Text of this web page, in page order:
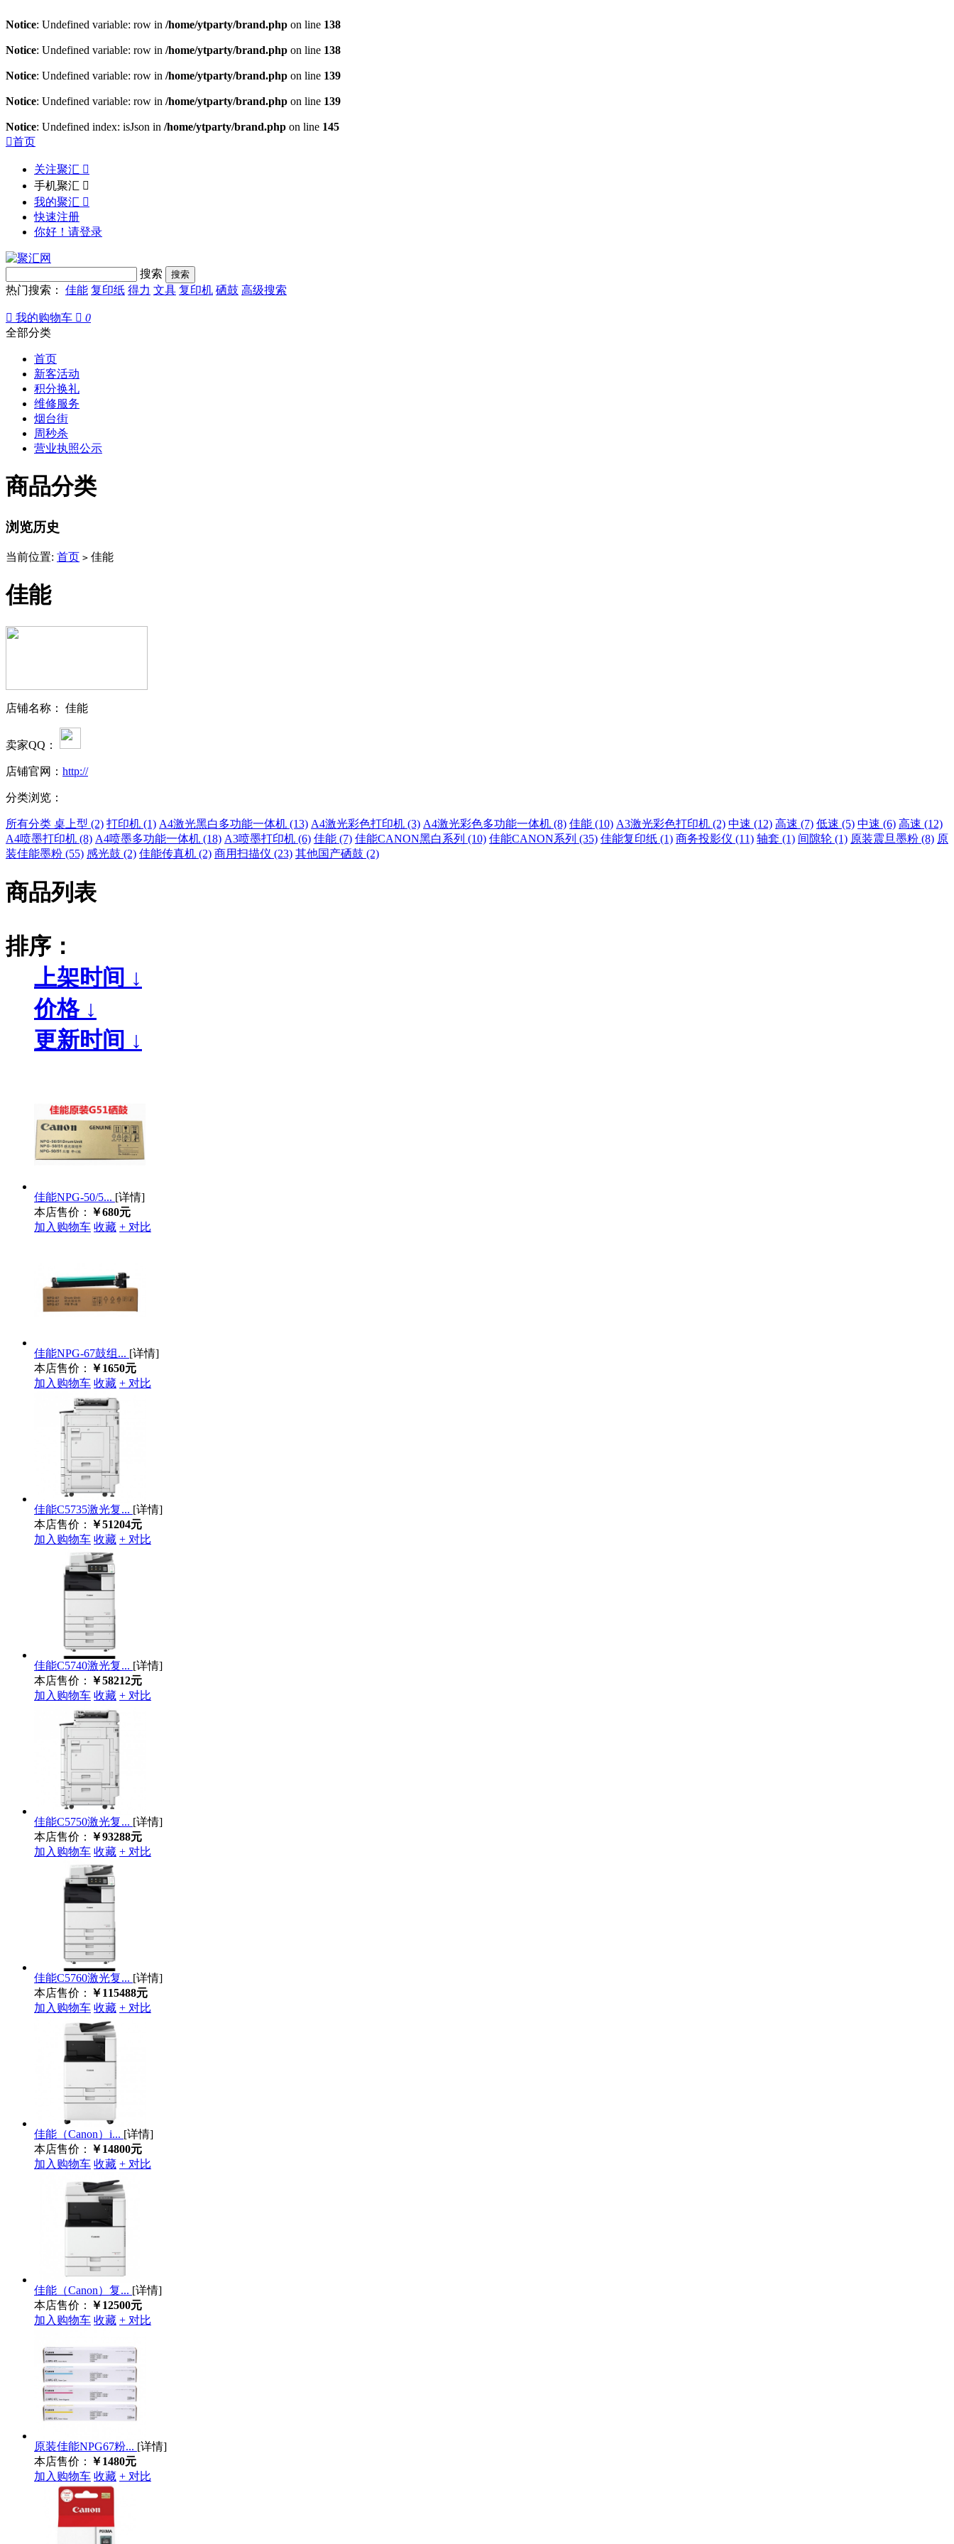
Notice: Undefined variable: row in /home/ytparty/brand.php on line 138
Notice: Undefined variable: row in /home/ytparty/brand.php on line 138
Notice: Undefined variable: row in /home/ytparty/brand.php on line 139
Notice: Undefined variable: row in /home/ytparty/brand.php on line 139
Notice: Undefined index: isJson in /home/ytparty/brand.php on line 145
首页
关注聚汇 
手机聚汇 
我的聚汇 
快速注册
你好！请登录
搜索
热门搜索： 佳能 复印纸 得力 文具 复印机 硒鼓 高级搜索
 我的购物车  0
全部分类
首页
新客活动
积分换礼
维修服务
烟台街
周秒杀
营业执照公示
商品分类
浏览历史
当前位置: 首页 > 佳能
佳能
店铺名称： 佳能
卖家QQ：
店铺官网： http://
分类浏览：
所有分类 桌上型 (2) 打印机 (1) A4激光黑白多功能一体机 (13) A4激光彩色打印机 (3) A4激光彩色多功能一体机 (8) 佳能 (10) A3激光彩色打印机 (2) 中速 (12) 高速 (7) 低速 (5) 中速 (6) 高速 (12)
A4喷墨打印机 (8) A4喷墨多功能一体机 (18) A3喷墨打印机 (6) 佳能 (7) 佳能CANON黑白系列 (10) 佳能CANON系列 (35) 佳能复印纸 (1) 商务投影仪 (11) 轴套 (1) 间隙轮 (1) 原装震旦墨粉 (8) 原
装佳能墨粉 (55) 感光鼓 (2) 佳能传真机 (2) 商用扫描仪 (23) 其他国产硒鼓 (2)
商品列表
排序：
上架时间 ↓
价格 ↓
更新时间 ↓
佳能NPG-50/5... [详情]
本店售价： ￥680元
加入购物车 收藏 + 对比
佳能NPG-67鼓组... [详情]
本店售价： ￥1650元
加入购物车 收藏 + 对比
佳能C5735激光复... [详情]
本店售价： ￥51204元
加入购物车 收藏 + 对比
佳能C5740激光复... [详情]
本店售价： ￥58212元
加入购物车 收藏 + 对比
佳能C5750激光复... [详情]
本店售价： ￥93288元
加入购物车 收藏 + 对比
佳能C5760激光复... [详情]
本店售价： ￥115488元
加入购物车 收藏 + 对比
佳能（Canon）i... [详情]
本店售价： ￥14800元
加入购物车 收藏 + 对比
佳能（Canon）复... [详情]
本店售价： ￥12500元
加入购物车 收藏 + 对比
原装佳能NPG67粉... [详情]
本店售价： ￥1480元
加入购物车 收藏 + 对比